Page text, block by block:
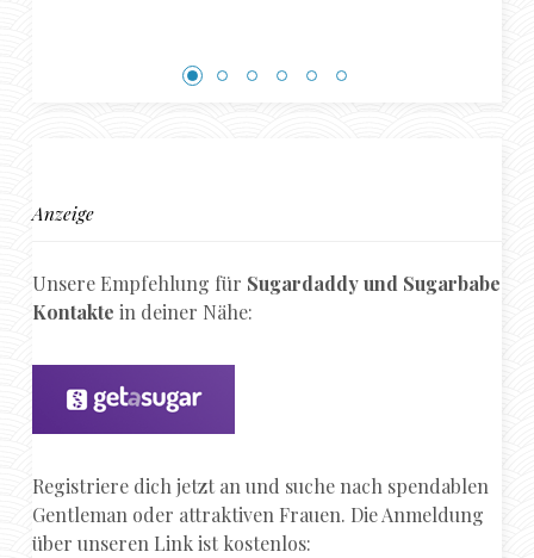
Anzeige
Unsere Empfehlung für Sugardaddy und Sugarbabe
Kontakte in deiner Nähe:
Registriere dich jetzt an und suche nach spendablen
Gentleman oder attraktiven Frauen. Die Anmeldung
über unseren Link ist kostenlos: